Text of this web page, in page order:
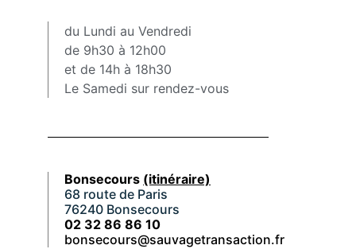
du Lundi au Vendredi
de 9h30 à 12h00
et de 14h à 18h30
Le Samedi sur rendez-vous
Bonsecours (itinéraire)
68 route de Paris
76240 Bonsecours
02 32 86 86 10
bonsecours@sauvagetransaction.fr